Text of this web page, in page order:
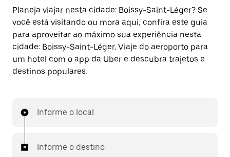
Planeja viajar nesta cidade: Boissy-Saint-Léger? Se
você está visitando ou mora aqui, confira este guia
para aproveitar ao máximo sua experiência nesta
cidade: Boissy-Saint-Léger. Viaje do aeroporto para
um hotel com o app da Uber e descubra trajetos e
destinos populares.
Informe o local
Informe o destino